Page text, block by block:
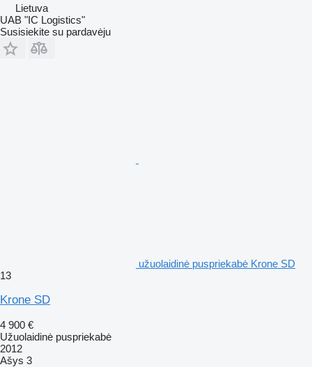
Lietuva
UAB "IC Logistics"
Susisiekite su pardavėju
užuolaidinė puspriekabė Krone SD
13
Krone SD
4 900 €
Užuolaidinė puspriekabė
2012
Ašys 3